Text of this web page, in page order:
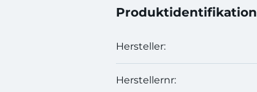
Produktidentifikation
Hersteller:
Herstellernr: